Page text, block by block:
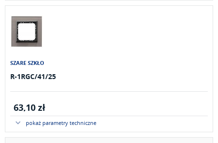
SZARE SZKŁO
R-1RGC/41/25
63,10 zł
pokaż parametry techniczne